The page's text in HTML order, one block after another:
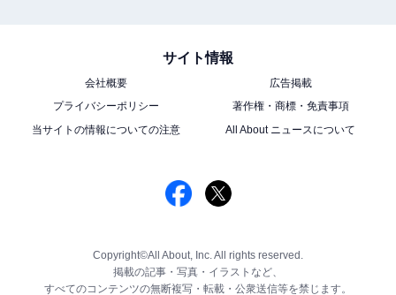
サイト情報
会社概要
広告掲載
プライバシーポリシー
著作権・商標・免責事項
当サイトの情報についての注意
All About ニュースについて
Copyright©All About, Inc. All rights reserved.
掲載の記事・写真・イラストなど、
すべてのコンテンツの無断複写・転載・公衆送信等を禁じます。